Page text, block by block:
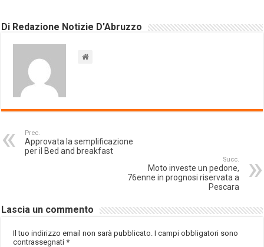
Di Redazione Notizie D'Abruzzo
Prec.
Approvata la semplificazione
per il Bed and breakfast
Succ.
Moto investe un pedone,
76enne in prognosi riservata a
Pescara
Lascia un commento
Il tuo indirizzo email non sarà pubblicato. I campi obbligatori sono
contrassegnati*